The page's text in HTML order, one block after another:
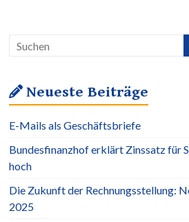
Neueste Beiträge
E-Mails als Geschäftsbriefe
Bundesfinanzhof erklärt Zinssatz für
hoch
Die Zukunft der Rechnungsstellung:
2025